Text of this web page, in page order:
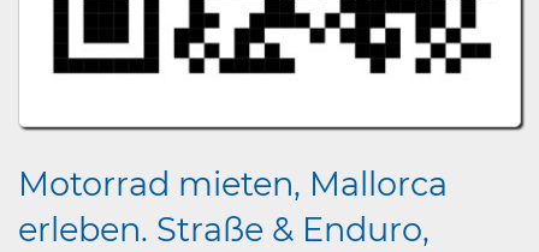
Motorrad mieten, Mallorca
erleben. Straße & Enduro,